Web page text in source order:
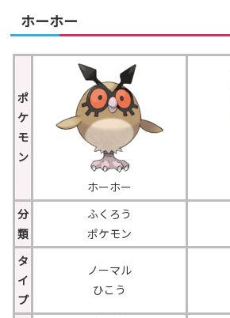
ホーホー
ポ
ケ
モ
ン
ホーホー
分
類
ふくろう
ポケモン
タ
イ
プ
ノーマル
ひこう